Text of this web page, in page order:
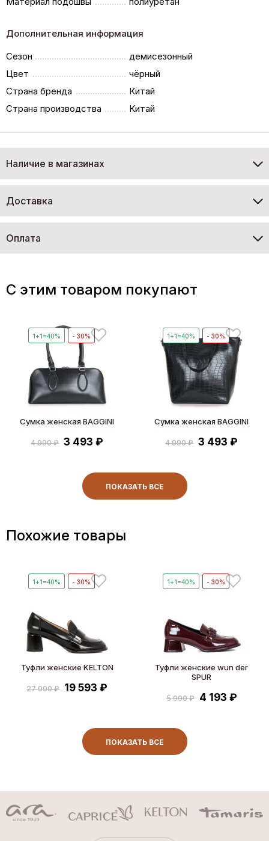
Дополнительная информация
Сезон
демисезонный
Цвет
чёрный
Страна бренда
Китай
Страна производства
Китай
Наличие в магазинах
Доставка
Оплата
C этим товаром покупают
1+1=40% - 30%
Сумка женская BAGGINI
4 990 ₽ 3 493 ₽
1+1=40% - 30%
Сумка женская BAGGINI
4 990 ₽ 3 493 ₽
ПОКАЗАТЬ ВСЕ
Похожие товары
1+1=40% - 30%
Туфли женские KELTON
27 990 ₽ 19 593 ₽
1+1=40% - 30%
Туфли женские wun der
SPUR
5 990 ₽ 4 193 ₽
ПОКАЗАТЬ ВСЕ